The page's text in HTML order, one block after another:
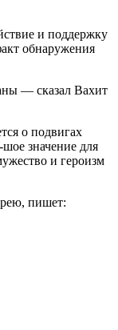
и поддержку
обнаружения
— сказал Вахит
о подвигах
значение для
и героизм
пишет: